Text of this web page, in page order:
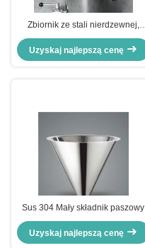
Zbiornik ze stali nierdzewnej,
beczka/wiadra
Uzyskaj najlepszą cenę
Sus 304 Mały składnik paszowy
Uzyskaj najlepszą cenę